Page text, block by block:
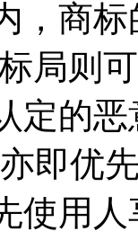
，商
局则
定的
即优
使用